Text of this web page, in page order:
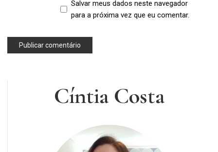
Salvar meus dados neste navegador
para a próxima vez que eu comentar.
Cíntia Costa